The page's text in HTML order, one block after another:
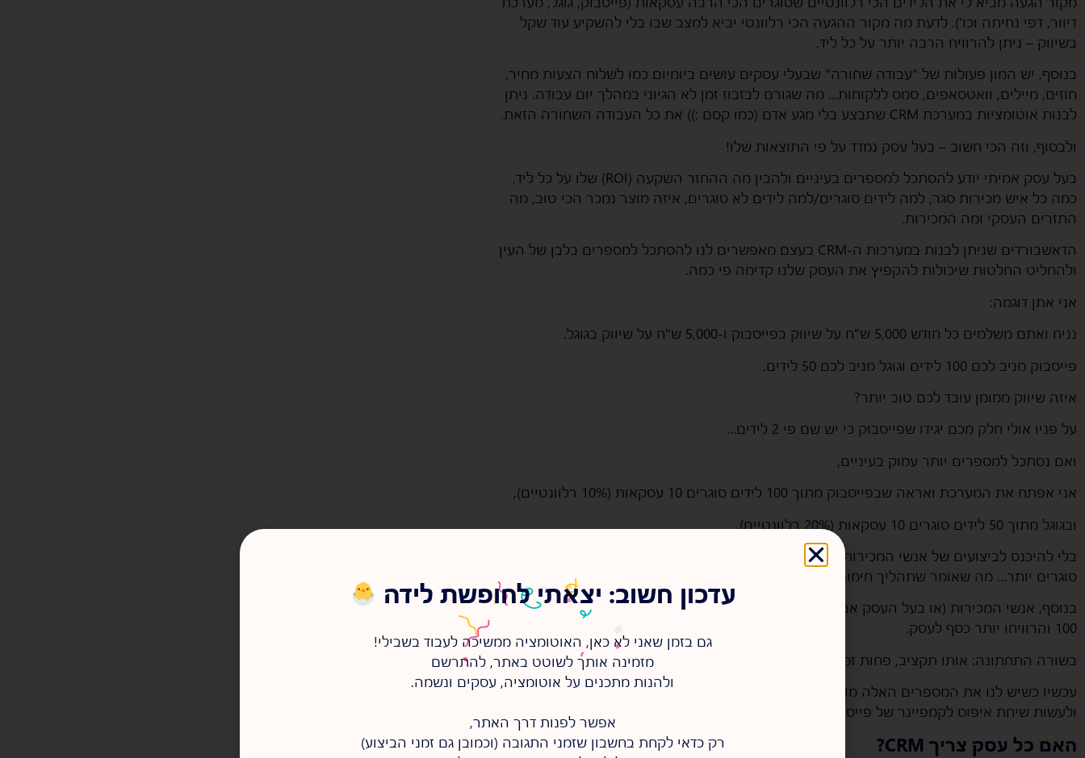
דיוור, דפי נחיתה וכו'). לדעת מה מקור ההגעה הכי רלוונטי יביא למצב שבו בלי להשקיע עוד שקל
בשיווק – ניתן להרוויח הרבה יותר על כל ליד.
בנוסף, יש המון פעולות של "עבודה שחורה" שבעלי עסקים עושים ביומיום כמו לשלוח הצעות מחיר,
חוזים, מיילים, וואטסאפים, סמס ללקוחות… מה שגורם לבזבוז זמן לא הגיוני במהלך יום עבודה. ניתן
לבנות אוטומציות במערכת CRM שתבצע בלי מגע אדם (כמו קסם :)) את כל העבודה השחורה הזאת.
ולבסוף, וזה הכי חשוב – בעל עסק נמדד על פי התוצאות שלו!
בעל עסק אמיתי יודע להסתכל למספרים בעיניים ולהבין מה ההחזר השקעה (ROI) שלו על כל ליד,
כמה כל איש מכירות סגר, למה לידים סוגרים/למה לידים לא סוגרים, איזה מוצר נמכר הכי טוב, מה
התזרים העסקי ומה המכירות.
הדאשבורדים שניתן לבנות במערכות ה-CRM בעצם מאפשרים לנו להסתכל למספרים בלבן של העין
ולהחליט החלטות שיכולות להקפיץ את העסק שלנו קדימה פי כמה.
אני אתן דוגמה:
נניח ואתם משלמים כל חודש 5,000 ש"ח על שיווק בפייסבוק ו-5,000 ש"ח על שיווק בגוגל.
פייסבוק מניב לכם 100 לידים וגוגל מניב לכם 50 לידים.
איזה שיווק ממומן עובד לכם טוב יותר?
על פניו אולי חלק מכם יגידו שפייסבוק כי יש שם פי 2 לידים…
ואם נסתכל למספרים יותר עמוק בעיניים,
אני אפתח את המערכת ואראה שבפייסבוק מתוך 100 לידים סוגרים 10 עסקאות (10% רלוונטיים),
ובגוגל מתוך 50 לידים סוגרים 10 עסקאות (20% רלוונטיים).
בלי להיכנס לביצועים של אנשי המכירות שלכם, אנחנו רואים שהלידים יותר איכותיים בגוגל כי הם
סוגרים יותר… מה שאומר שתהליך חימום הליד בגוגל עובד טוב יותר.
בנוסף, אנשי המכירות (או בעל העסק אם זה התפקיד שהוא הגדיר לעצמו) ביצעו 50 שיחות במקום
100 והרוויחו יותר כסף לעסק.
בשורה התחתונה: אותו תקציב, פחות זמן של שיחות טלפון ויותר עסקאות נסגרו.
עכשיו כשיש לנו את המספרים האלה מול העיניים הרבה יותר קל להחליט להעלות את התקציב בגוגל
ולעשות שיחת איפוס לקמפיינר של פייסבוק.
האם כל עסק צריך CRM?
עדכון חשוב: יצאתי לחופשת לידה
גם בזמן שאני לא כאן, האוטומציה ממשיכה לעבוד בשבילי!
מזמינה אותך לשוטט באתר, להתרשם
ולהנות מתכנים על אוטומציה, עסקים ונשמה.
אפשר לפנות דרך האתר,
רק כדאי לקחת בחשבון שזמני התגובה (וכמובן גם זמני הביצוע)